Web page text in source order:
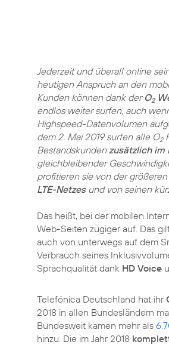
Jederzeit und überall online
heutigen Anspruch an den
Kunden können dank der O2
endlos weiter surfen, auch
Highspeed-Datenvolumen
dem 2. Mai 2019 surfen alle O2
Bestandskundenzusätzlich im
gleichbleibender
profitieren sie von der
LTE-Netzesund von seinen
Das heißt, bei der mobilen
Web-Seiten zügiger auf. Das
auch von unterwegs auf dem
Verbrauch seines
Sprachqualität dank HD Voice
Telefónica Deutschland hat ihr
2018 in allen Bundesländern
Bundesweit kamen mehr als
hinzu. Die im Jahr 2018